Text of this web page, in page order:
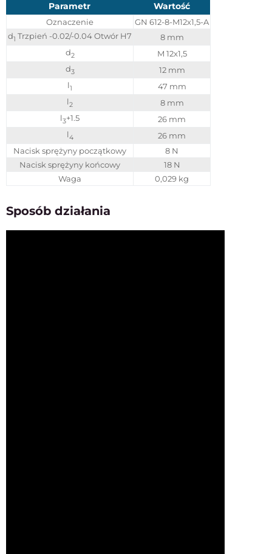
Parametr Wartość
Oznaczenie
GN 612-8-M12x1,5-A
d1 Trzpień -0.02/-0.04 Otwór H7
8 mm
d2
M 12x1,5
d3
12 mm
l1
47 mm
l2
8 mm
l3+1.5
26 mm
l4
26 mm
Nacisk sprężyny początkowy
8 N
Nacisk sprężyny końcowy
18 N
Waga
0,029 kg
Sposób działania